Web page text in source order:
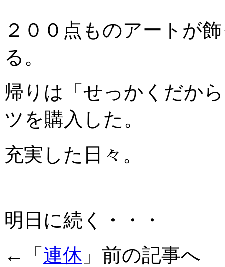
２００点ものアートが
る。
帰りは「せっかくだか
ツを購入した。
充実した日々。
明日に続く・・・
←「 連休 」前の記事